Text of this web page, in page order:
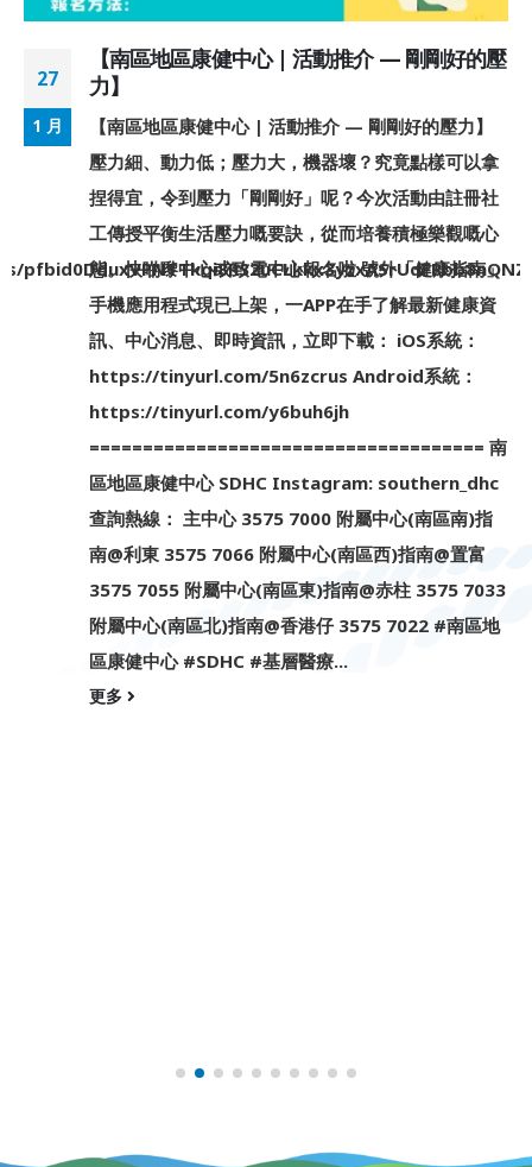
27
1 月
【南區地區康健中心 | 活動推介 — 剛剛好的壓
力】
【南區地區康健中心 | 活動推介 — 剛剛好的壓力】
壓力細、動力低；壓力大，機器壞？究竟點樣可以拿
捏得宜，令到壓力「剛剛好」呢？今次活動由註冊社
工傳授平衡生活壓力嘅要訣，從而培養積極樂觀嘅心
態。快啲嚟中心或致電中心報名啦 號外「健康指南」
手機應用程式現已上架，一APP在手了解最新健康資
訊、中心消息、即時資訊，立即下載： iOS系統：
https://tinyurl.com/5n6zcrus Android系統：
https://tinyurl.com/y6buh6jh
===================================== 南
區地區康健中心 SDHC Instagram: southern_dhc
查詢熱線： 主中心 3575 7000 附屬中心(南區南)指
南@利東 3575 7066 附屬中心(南區西)指南@置富
3575 7055 附屬中心(南區東)指南@赤柱 3575 7033
附屬中心(南區北)指南@香港仔 3575 7022 #南區地
區康健中心 #SDHC #基層醫療...
更多